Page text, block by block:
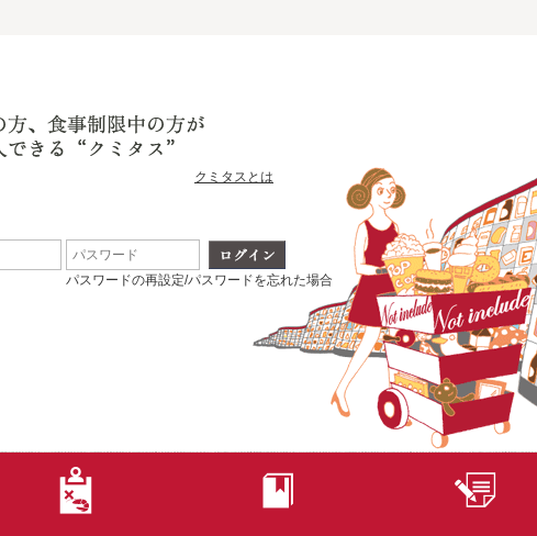
クミタスとは
パスワードの再設定/パスワードを忘れた場合